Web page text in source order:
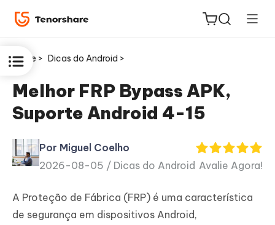
ReiBoot
for iOS
PDF
Editor
Home > Dicas do Android >
Melhor FRP Bypass APK,
Suporte Android 4-15
Por Miguel Coelho
2026-08-05 / Dicas do Android Avalie Agora!
A Proteção de Fábrica (FRP) é uma característica
de segurança em dispositivos Android,